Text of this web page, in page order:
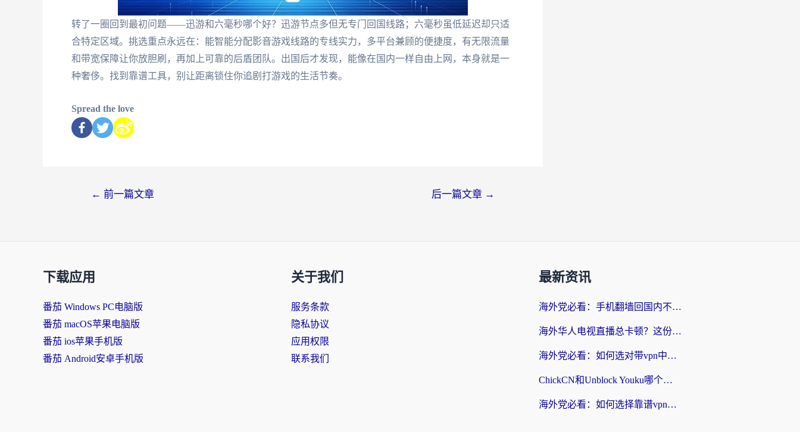
转了一圈回到最初问题——迅游和六毫秒哪个好？迅游节点多但无专门回国线路；六毫秒虽低延迟却只适
合特定区域。挑选重点永远在：能智能分配影音游戏线路的专线实力，多平台兼顾的便捷度，有无限流量
和带宽保障让你放胆刷，再加上可靠的后盾团队。出国后才发现，能像在国内一样自由上网，本身就是一
种奢侈。找到靠谱工具，别让距离锁住你追剧打游戏的生活节奏。
Spread the love
← 前一篇文章 后一篇文章 →
下载应用
番茄 Windows PC电脑版
番茄 macOS苹果电脑版
番茄 ios苹果手机版
番茄 Android安卓手机版
关于我们
服务条款
隐私协议
应用权限
联系我们
最新资讯
海外党必看：手机翻墙回国内不再难，一篇搞定无缝访问国内资源指南
海外华人电视直播总卡顿？这份回国加速器选择指南帮你无缝看国内资源
海外党必看：如何选对带vpn中国节点的加速器？无缝访问国内资源全攻略
ChickCN和Unblock Youku哪个好？海外党亲测4款热门回国加速器，附避坑指南
海外党必看：如何选择靠谱vpn加速器官网？轻松解决国内APP地区限制